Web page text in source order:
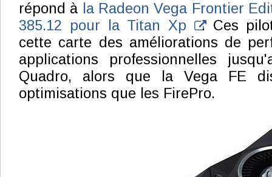
répond à la Radeon Vega Frontier
385.12 pour la Titan Xp
. Ces
cette carte des améliorations de
applications professionnelles
Quadro, alors que la Vega FE
optimisations que les FirePro.